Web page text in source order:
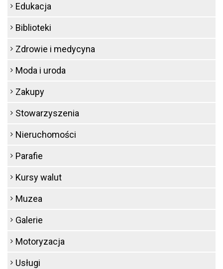
Edukacja
Biblioteki
Zdrowie i medycyna
Moda i uroda
Zakupy
Stowarzyszenia
Nieruchomości
Parafie
Kursy walut
Muzea
Galerie
Motoryzacja
Usługi